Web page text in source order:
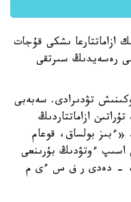
ازاماتتارعا ىشكى قۇجات
رەسەيدىڭ سىرتقى
تۋدىرادى. سەبەبى
كەزەكتە 2 ەلدە تۇراتىن ازاماتتاردىڭ
«ءبىز بولساق، قوعام
اسىپ ءوتۋدىڭ بۇرىنعى
- دەدى ر ف س ءى م